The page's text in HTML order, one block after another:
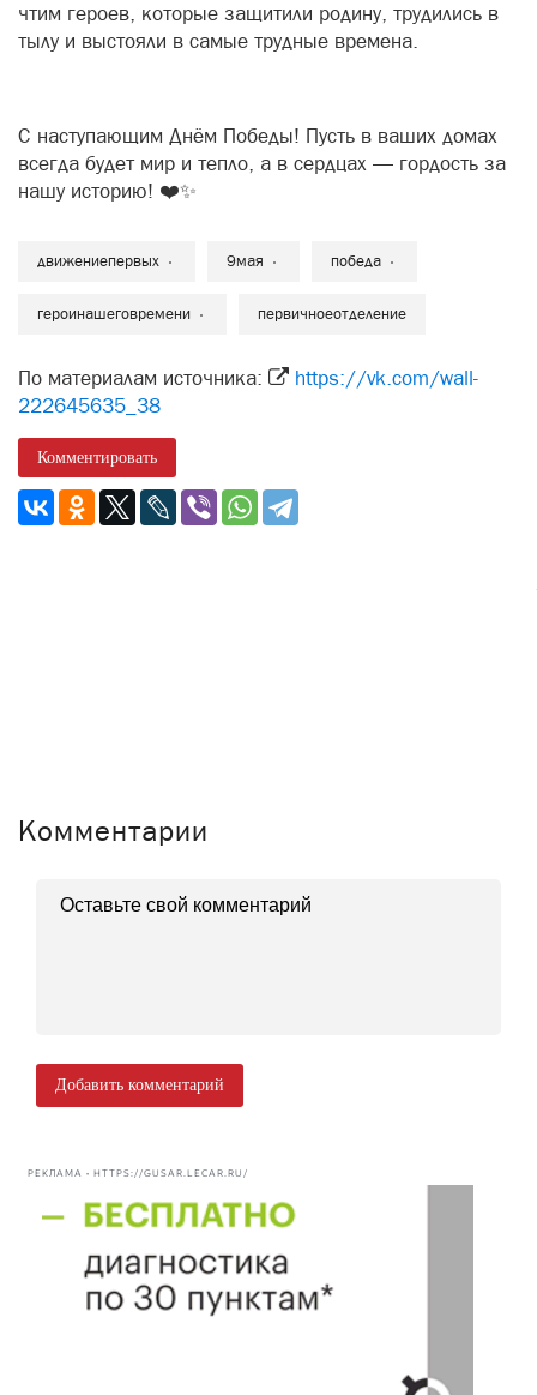
чтим героев, которые защитили родину, трудились в
тылу и выстояли в самые трудные времена.
С наступающим Днём Победы! Пусть в ваших домах
всегда будет мир и тепло, а в сердцах — гордость за
нашу историю! ❤️✨
движениепервых 9мая победа
героинашеговремени первичноеотделение
По материалам источника:
https://vk.com/wall-
222645635_38
Комментировать
Комментарии
Добавить комментарий
РЕКЛАМА • HTTPS://GUSAR.LECAR.RU/